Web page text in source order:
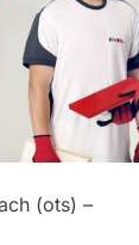
(ots) –